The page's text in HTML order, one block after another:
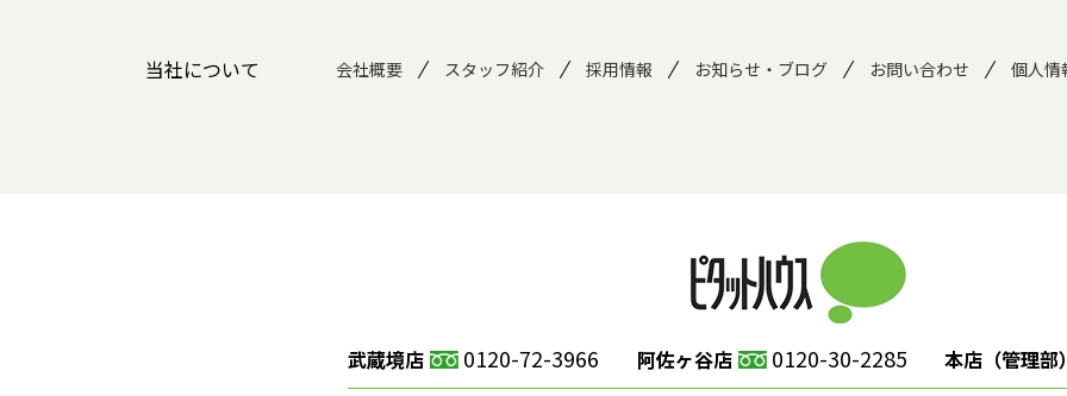
当社について 会社概要 スタッフ紹介 採用情報 お知らせ・ブログ お問い合わせ 個人情
武蔵境店 0120-72-3966 阿佐ヶ谷店 0120-30-2285 本店（管理部